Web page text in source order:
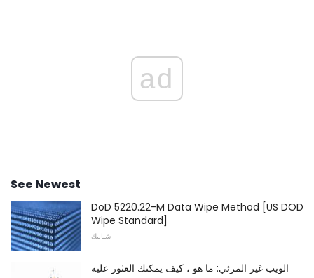
ad
See Newest
DoD 5220.22-M Data Wipe Method [US DOD
Wipe Standard]
شبابيك
الويب غير المرئي: ما هو ، كيف يمكنك العثور عليه